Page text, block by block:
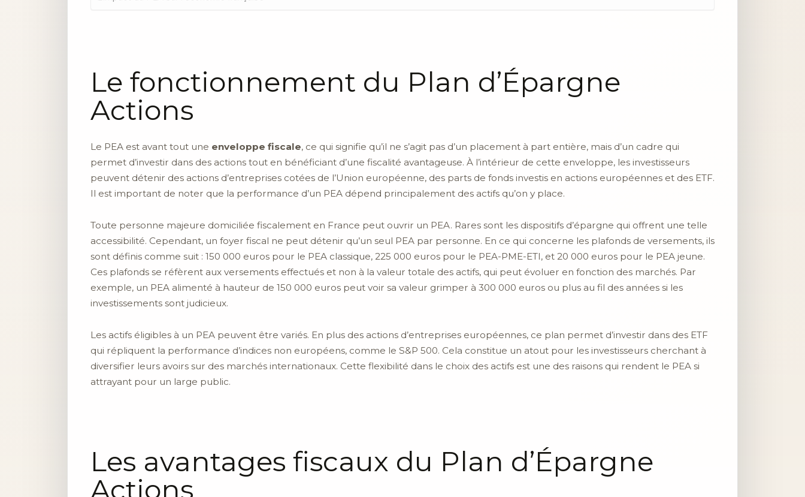
Le fonctionnement du Plan d’Épargne
Actions
Le PEA est avant tout une enveloppe fiscale, ce qui signifie qu’il ne s’agit pas d’un placement à part entière, mais d’un cadre qui
permet d’investir dans des actions tout en bénéficiant d’une fiscalité avantageuse. À l’intérieur de cette enveloppe, les investisseurs
peuvent détenir des actions d’entreprises cotées de l’Union européenne, des parts de fonds investis en actions européennes et des ETF.
Il est important de noter que la performance d’un PEA dépend principalement des actifs qu’on y place.
Toute personne majeure domiciliée fiscalement en France peut ouvrir un PEA. Rares sont les dispositifs d’épargne qui offrent une telle
accessibilité. Cependant, un foyer fiscal ne peut détenir qu’un seul PEA par personne. En ce qui concerne les plafonds de versements, ils
sont définis comme suit : 150 000 euros pour le PEA classique, 225 000 euros pour le PEA-PME-ETI, et 20 000 euros pour le PEA jeune.
Ces plafonds se réfèrent aux versements effectués et non à la valeur totale des actifs, qui peut évoluer en fonction des marchés. Par
exemple, un PEA alimenté à hauteur de 150 000 euros peut voir sa valeur grimper à 300 000 euros ou plus au fil des années si les
investissements sont judicieux.
Les actifs éligibles à un PEA peuvent être variés. En plus des actions d’entreprises européennes, ce plan permet d’investir dans des ETF
qui répliquent la performance d’indices non européens, comme le S&P 500. Cela constitue un atout pour les investisseurs cherchant à
diversifier leurs avoirs sur des marchés internationaux. Cette flexibilité dans le choix des actifs est une des raisons qui rendent le PEA si
attrayant pour un large public.
Les avantages fiscaux du Plan d’Épargne
Actions